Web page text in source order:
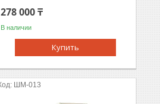
278 000 ₸
В наличии
Купить
ШМ-013